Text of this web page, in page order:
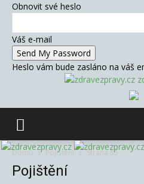
Obnovit své heslo
Váš e-mail
Heslo vám bude zasláno na váš
Domů Pojištění Strana 55
Pojištění